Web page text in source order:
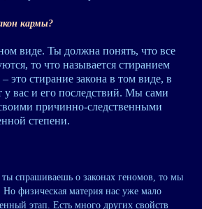
кармы?
виде. Ты должна понять, что все
то что называется стиранием
это стирание закона в том виде, в
у вас и его последствий. Мы сами
причинно-следственными
степени.
спрашиваешь о законах геномов, то мы
Но физическая материя нас уже мало
этап. Есть много других свойств